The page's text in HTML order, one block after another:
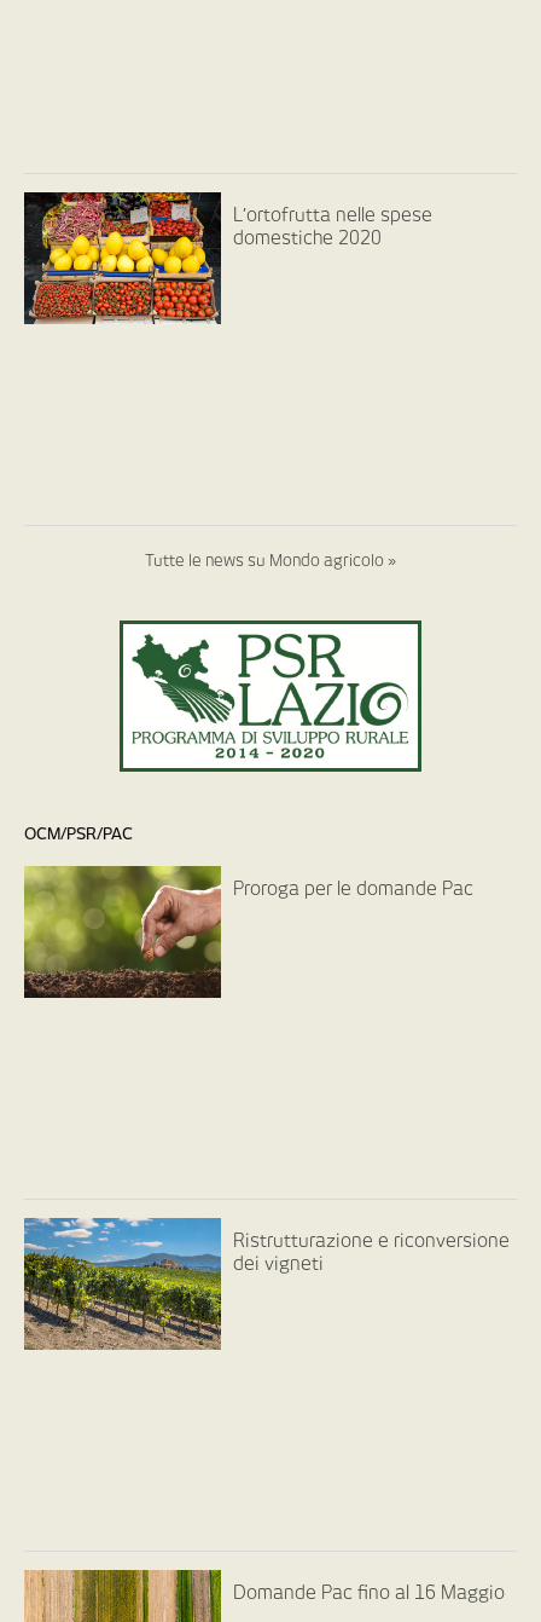
L’ortofrutta nelle spese
domestiche 2020
Tutte le news su Mondo agricolo »
OCM/PSR/PAC
Proroga per le domande Pac
Ristrutturazione e riconversione
dei vigneti
Domande Pac fino al 16 Maggio